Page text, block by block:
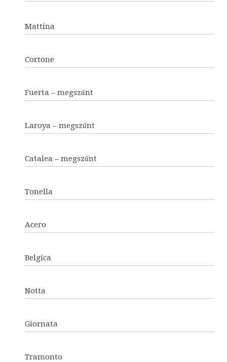
Mattina
Cortone
Fuerta – megszűnt
Laroya – megszűnt
Catalea – megszűnt
Tonella
Acero
Belgica
Notta
Giornata
Tramonto